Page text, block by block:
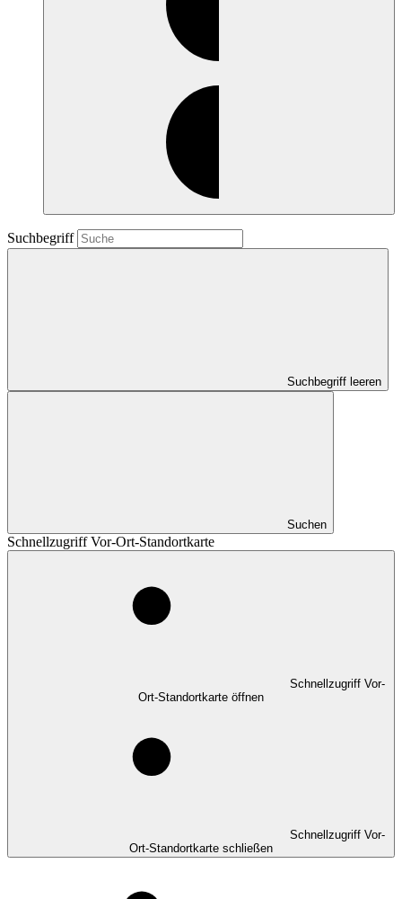
Suchbegriff
Suchbegriff leeren
Suchen
Schnellzugriff Vor-Ort-Standortkarte
Schnellzugriff Vor-
Ort-Standortkarte öffnen
Schnellzugriff Vor-
Ort-Standortkarte schließen